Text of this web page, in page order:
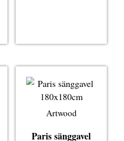
Artwood
Paris sänggavel